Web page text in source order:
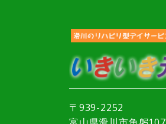
〒939-2252